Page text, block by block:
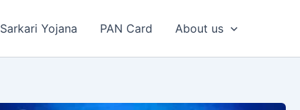
Sarkari Yojana PAN Card About us